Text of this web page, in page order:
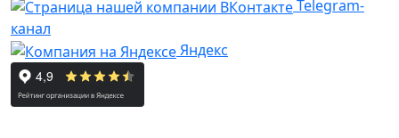
Telegram-
канал
Яндекс